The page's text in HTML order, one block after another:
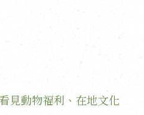
見動物福利、在地文化